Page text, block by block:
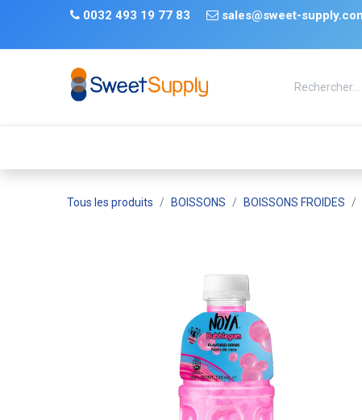
Se rendre au contenu
0032 493 19 77 83 ​ sales@sweet-
TRENDS
Tous les produits BOISSONS BOISSONS FROIDES